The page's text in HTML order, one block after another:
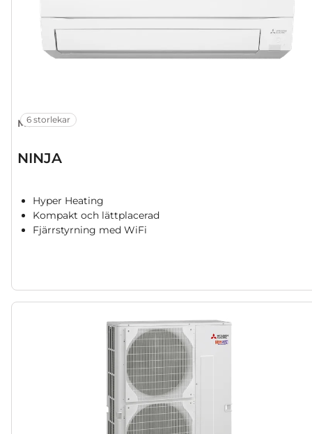
6 storlekar
MSZ-FT
NINJA
Hyper Heating
Kompakt och lättplacerad
Fjärrstyrning med WiFi